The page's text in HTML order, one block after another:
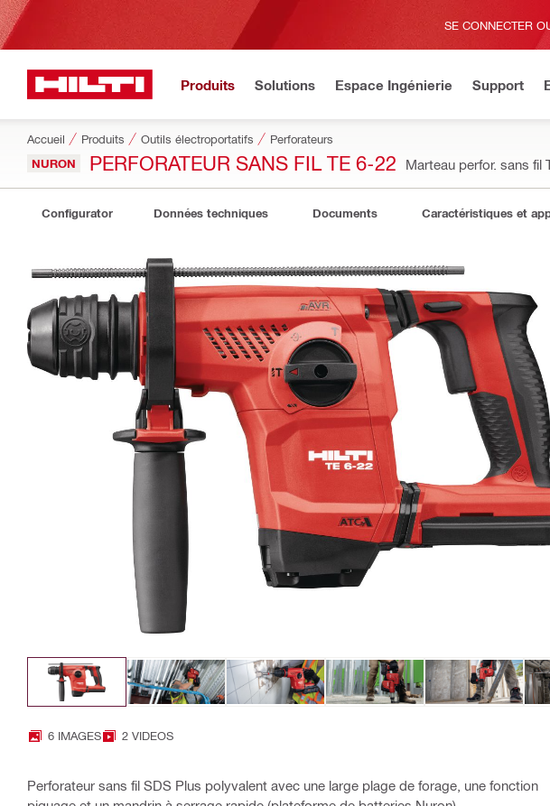
SE CONNECTER
Produits Solutions Espace Ingénierie Support
Accueil Produits Outils électroportatifs Perforateurs
NURON PERFORATEUR SANS FIL TE 6-22 Marteau perfor. sans fil
Configurator Données techniques Documents Caractéristiques et
6 IMAGES 2 VIDEOS
Perforateur sans fil SDS Plus polyvalent avec une large plage de forage, une fonction